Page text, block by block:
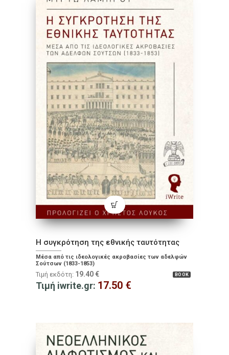
Η συγκρότηση της εθνικής ταυτότητας
Μέσα από τις ιδεολογικές ακροβασίες των αδελφών
Σούτσων (1833-1853)
BOOK
Τιμή εκδότη: 19.40 €
Τιμή iwrite.gr: 17.50 €